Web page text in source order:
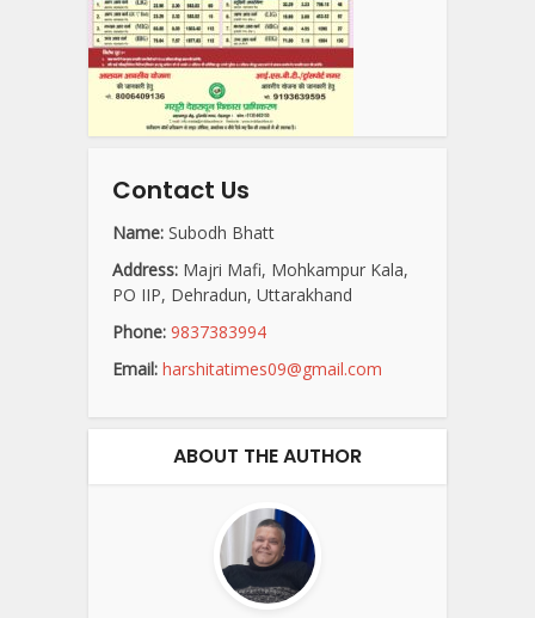
Contact Us
Name: Subodh Bhatt
Address: Majri Mafi, Mohkampur Kala,
PO IIP, Dehradun, Uttarakhand
Phone: 9837383994
Email: harshitatimes09@gmail.com
ABOUT THE AUTHOR